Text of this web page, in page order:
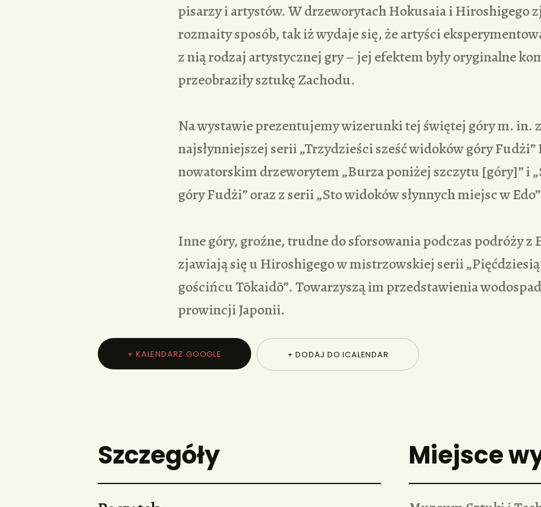
pisarzy i artystów. W drzeworytach Hokusaia i Hiroshigego
rozmaity sposób, tak iż wydaje się, że artyści
z nią rodzaj artystycznej gry – jej efektem były oryginalne
przeobraziły sztukę Zachodu.
Na wystawie prezentujemy wizerunki tej świętej góry m. in. z
najsłynniejszej serii „Trzydzieści sześć widoków góry
nowatorskim drzeworytem „Burza poniżej szczytu [góry]” i
góry Fudżi” oraz z serii „Sto widoków słynnych miejsc w
Inne góry, groźne, trudne do sforsowania podczas podróży z
zjawiają się u Hiroshigego w mistrzowskiej serii
gościńcu Tōkaidō”. Towarzyszą im przedstawienia
prowincji Japonii.
+ KALENDARZ GOOGLE + DODAJ DO ICALENDAR
Szczegóły Miejsce